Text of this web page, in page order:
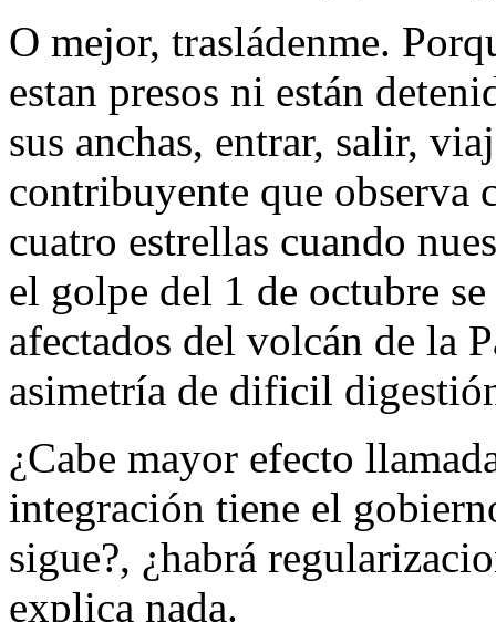
O mejor, trasládenme.
estan presos ni están
sus anchas, entrar, salir,
contribuyente que observa
cuatro estrellas cuando
el golpe del 1 de octubre
afectados del volcán de la
asimetría de dificil
¿Cabe mayor efecto
integración tiene el
sigue?, ¿habrá
explica nada.